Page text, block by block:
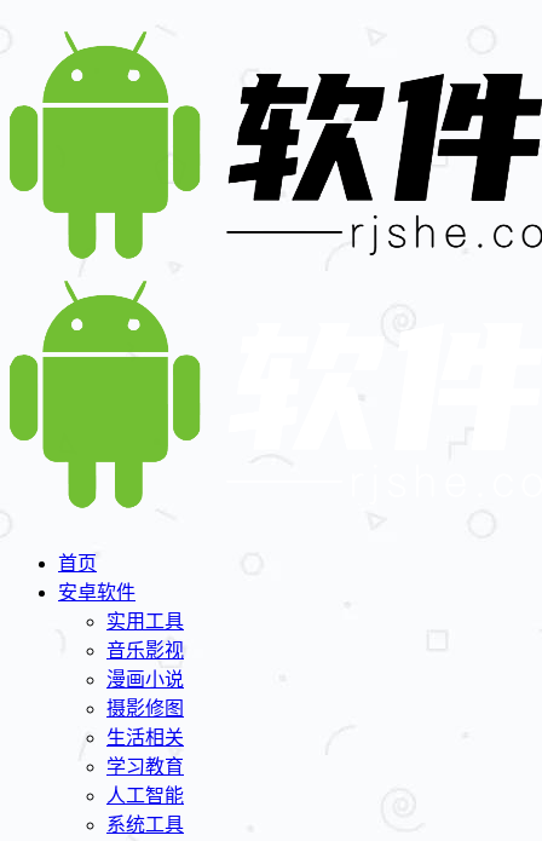
首页
安卓软件
实用工具
音乐影视
漫画小说
摄影修图
生活相关
学习教育
人工智能
系统工具